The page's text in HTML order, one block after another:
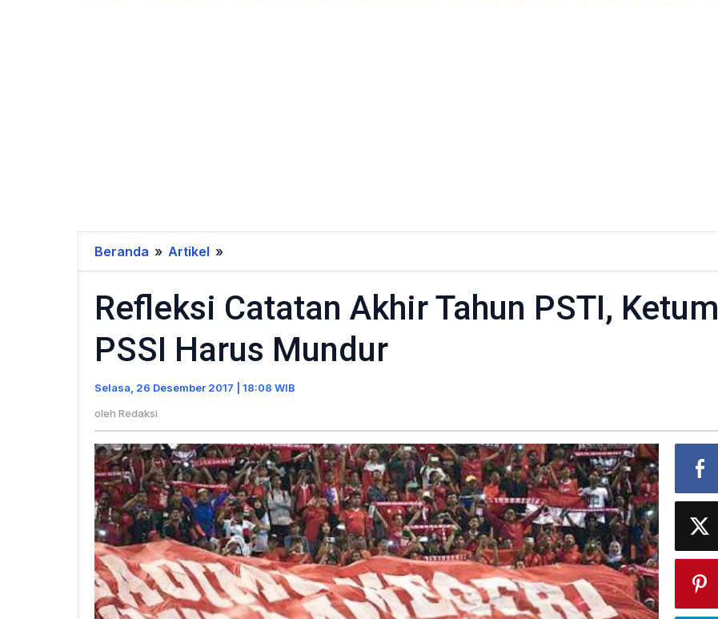
Beranda » Artikel »
Catatan
Akhir
Tahun
PSTI,
Ketum
PSSI
Mundur
Refleksi Catatan Akhir Tahun PSTI, Ketum
PSSI Harus Mundur
Selasa, 26 Desember 2017 | 18:08 WIB
oleh Redaksi